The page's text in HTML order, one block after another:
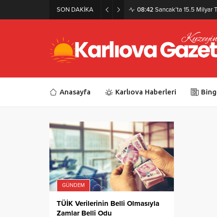
SON DAKİKA 08:42 Sancak’ta 15.5 Milyar
Anasayfa Karlıova Haberleri
GÜNDEM
TÜİK Verilerinin Belli Olmasıyla
Zamlar Belli Odu